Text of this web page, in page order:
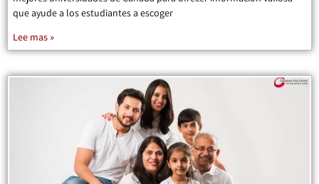
que ayude a los estudiantes a escoger
Lee mas »